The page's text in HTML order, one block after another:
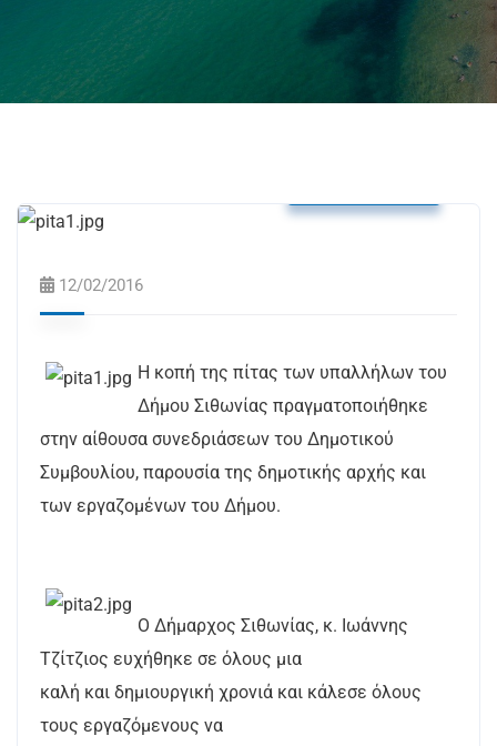
12/02/2016
H κοπή της πίτας των υπαλλήλων του
Δήμου Σιθωνίας πραγματοποιήθηκε
στην αίθουσα συνεδριάσεων του Δημοτικού
Συμβουλίου, παρουσία της δημοτικής αρχής και
των εργαζομένων του Δήμου.
Ο Δήμαρχος Σιθωνίας, κ. Ιωάννης
Τζίτζιος ευχήθηκε σε όλους μια
καλή και δημιουργική χρονιά και κάλεσε όλους
τους εργαζόμενους να